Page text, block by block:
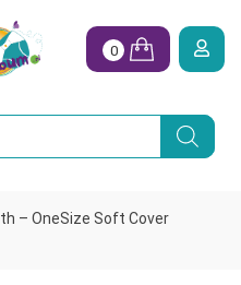
0
– OneSize Soft Cover